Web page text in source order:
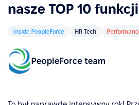
nasze TOP 10
Inside PeopleForce HR Tech
PeopleForce team